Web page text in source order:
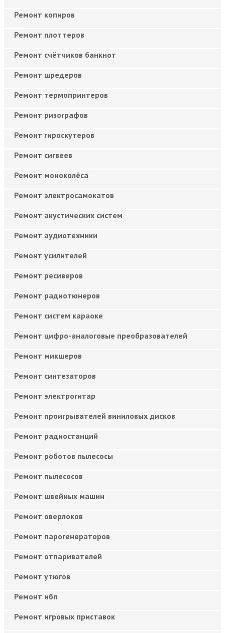
Ремонт копиров
Ремонт плоттеров
Ремонт счётчиков банкнот
Ремонт шредеров
Ремонт термопринтеров
Ремонт ризографов
Ремонт гироскутеров
Ремонт сигвеев
Ремонт моноколёса
Ремонт электросамокатов
Ремонт акустических систем
Ремонт аудиотехники
Ремонт усилителей
Ремонт ресиверов
Ремонт радиотюнеров
Ремонт систем караоке
Ремонт цифро-аналоговые преобразователей
Ремонт микшеров
Ремонт синтезаторов
Ремонт электрогитар
Ремонт проигрывателей виниловых дисков
Ремонт радиостанций
Ремонт роботов пылесосы
Ремонт пылесосов
Ремонт швейных машин
Ремонт оверлоков
Ремонт парогенераторов
Ремонт отпаривателей
Ремонт утюгов
Ремонт ибп
Ремонт игровых приставок